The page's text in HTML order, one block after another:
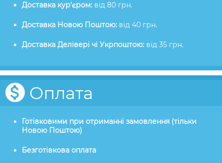
Доставка кур'єром: від 80 грн.
Доставка Новою Поштою: від 40 грн.
Доставка Делівері чі Укрпоштою: від 35 грн.
Оплата
Готівковими при отриманні замовлення (тільки
Новою Поштою)
Безготівкова оплата